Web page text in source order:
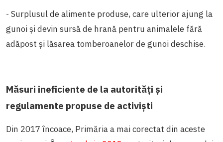
- Surplusul de alimente produse, care ulterior ajung la
gunoi și devin sursă de hrană pentru animalele fără
adăpost și lăsarea tomberoanelor de gunoi deschise.
Măsuri ineficiente de la autorități și
regulamente propuse de activiști
Din 2017 încoace, Primăria a mai corectat din aceste